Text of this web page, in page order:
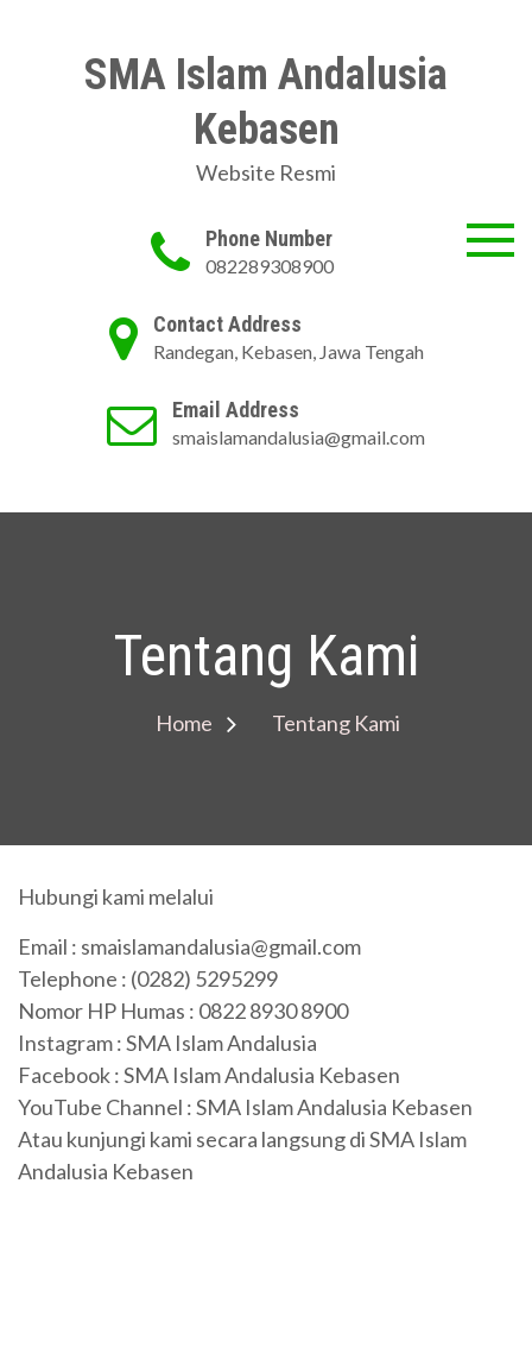
SMA Islam Andalusia
Kebasen
Website Resmi
Phone Number
082289308900
Contact Address
Randegan, Kebasen, Jawa Tengah
Email Address
smaislamandalusia@gmail.com
Tentang Kami
Home Tentang Kami
Hubungi kami melalui
Email : smaislamandalusia@gmail.com
Telephone : (0282) 5295299
Nomor HP Humas : 0822 8930 8900
Instagram :SMA Islam Andalusia
Facebook :SMA Islam Andalusia Kebasen
YouTube Channel :SMA Islam Andalusia Kebasen
Atau kunjungi kami secara langsung di SMA Islam
Andalusia Kebasen